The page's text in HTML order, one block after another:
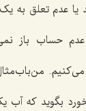
عدم تعلق به
حساب باز
بگوید که آب